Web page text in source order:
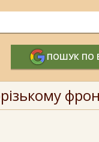
ПОШУК ПО